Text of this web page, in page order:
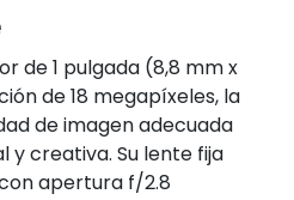
de 1 pulgada (8,8 mm x
de 18 megapíxeles, la
de imagen adecuada
y creativa. Su lente fija
apertura f/2.8